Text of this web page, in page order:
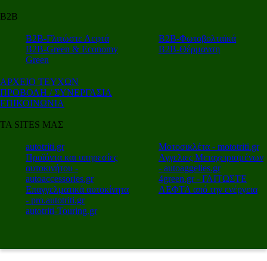
Β2Β
Β2Β-Γλιτώστε Λεφτά
Β2Β-Green & Economy
Green
Β2Β-Φωτοβολταϊκά
Β2Β-Θέρμανση
ΑΡΧΕΙΟ ΤΕΥΧΩΝ
ΠΡΟΒΟΛΗ / ΣΥΝΕΡΓΑΣΙΑ
ΕΠΙΚΟΙΝΩΝΙΑ
ΤΑ SITES ΜΑΣ
autotriti.gr
Προϊόντα και υπηρεσίες
αυτοκινήτου -
autoaccessories.gr
Επαγγελματικά αυτοκίνητα
- pro.autotriti.gr
autotriti-Touring.gr
Μοτοσικλέτα - mototriti.gr
Αγγελιες Μεταχειρισμένων
- autoaggelies.gr
4green.gr - ΓΛΙΤΩΣΤΕ
ΛΕΦΤΑ από την ενέργεια